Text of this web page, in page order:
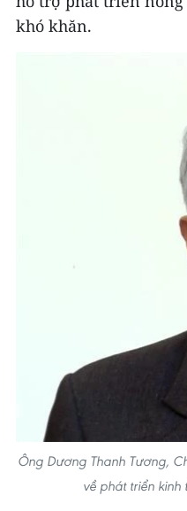
khó khăn.
Ông Dương Thanh Tương,
về phát triển kinh